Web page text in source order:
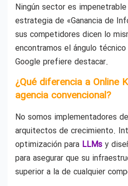
Ningún sector es
estrategia de «Ganancia de
sus competidores dicen lo
encontramos el ángulo
Google prefiere destacar.
¿Qué diferencia a Online
agencia convencional?
No somos implementadores
arquitectos de crecimiento.
optimización para LLMs y
para asegurar que su
superior a la de cualquier